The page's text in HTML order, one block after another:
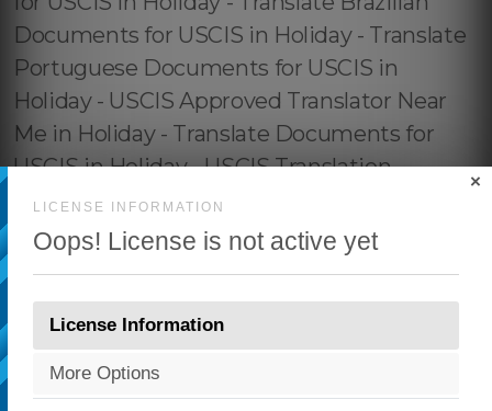
LICENSE INFORMATION
Oops! License is not active yet
×
License Information
More Options